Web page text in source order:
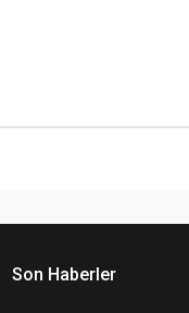
Son Haberler